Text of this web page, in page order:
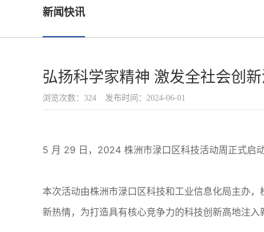
新闻快讯
弘扬科学家精神 激发全社会创
浏览次数：324 发布时间：2024-06-01
5 月 29 日，2024 株洲市渌口区科技活动周正式启
本次活动由株洲市渌口区科技和工业信息化局主办
新热情，为打造具有核心竞争力的科技创新高地注入